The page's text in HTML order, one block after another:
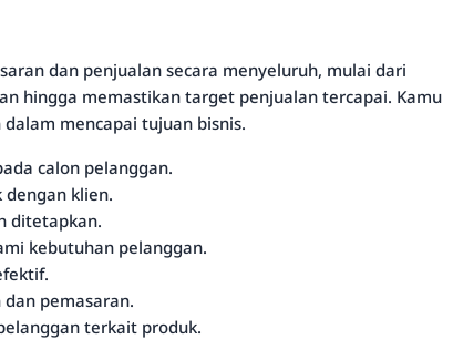
dan penjualan secara menyeluruh, mulai dari
hingga memastikan target penjualan tercapai. Kamu
mencapai tujuan bisnis.
calon pelanggan.
klien.
ditetapkan.
kebutuhan pelanggan.
pemasaran.
terkait produk.